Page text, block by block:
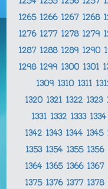
1254 1255 1256 1257
1265 1266 1267 1268
1276 1277 1278 1279
1287 1288 1289 1290
1298 1299 1300 1301
1309 1310 1311
1320 1321 1322 1323
1331 1332 1333 1334
1342 1343 1344 1345
1353 1354 1355 1356
1364 1365 1366 1367
1375 1376 1377 1378